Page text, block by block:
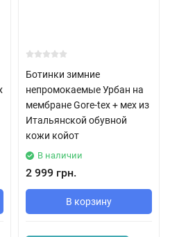
Ботинки зимние
непромокаемые Урбан на
мембране Gore-tex + мех из
Итальянской обувной
кожи койот
В наличии
2 999 грн.
В корзину